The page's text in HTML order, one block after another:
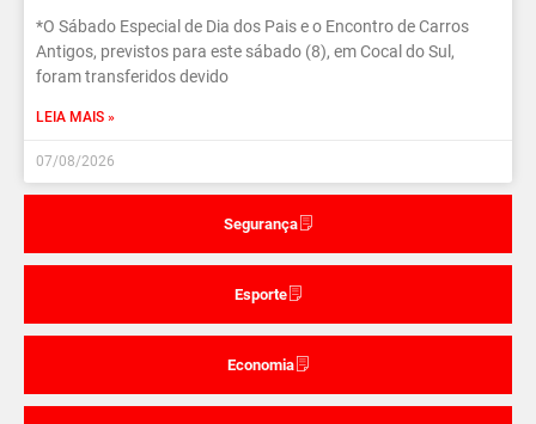
Segurança
Esporte
Economia
*O Sábado Especial de Dia dos Pais e o Encontro de Carros
Antigos, previstos para este sábado (8), em Cocal do Sul,
foram transferidos devido
LEIA MAIS »
07/08/2026